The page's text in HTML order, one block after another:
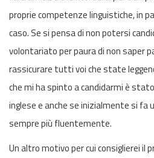
proprie competenze linguistiche, in
caso. Se si pensa di non potersi
volontariato per paura di non saper
rassicurare tutti voi che state
che mi ha spinto a candidarmi è
inglese e anche se inizialmente si fa
sempre più fluentemente.
Un altro motivo per cui consiglierei il